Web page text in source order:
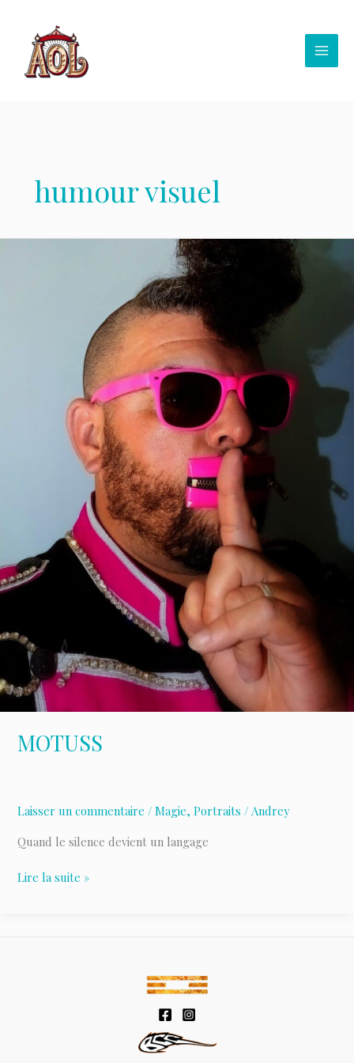
contenu
humour visuel
MOTUSS
Laisser un commentaire / Magie, Portraits / Andrey
Quand le silence devient un langage
MOTUSS
Lire la suite »